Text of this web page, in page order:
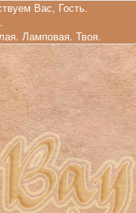
Вас, Гость.
.
Ламповая. Твоя.